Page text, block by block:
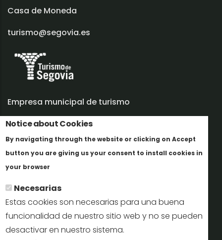
Notice about Cookies
By navigating through the website or clicking on Accept
button you are giving us your consent to install cookies in
your browser
Necesarias
Estas cookies son necesarias para una buena
funcionalidad de nuestro sitio web y no se pueden
desactivar en nuestro sistema.
Casa de Moneda
turismo@segovia.es
Empresa municipal de turismo
Trabaja con nosotros
Informes y documentación
Perfil del contratante
Oficinas de Turismo
reservas@turismodesegovia.com
info@turismodesegovia.com